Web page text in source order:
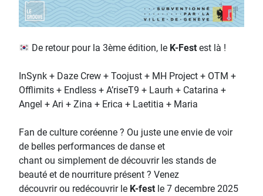
De retour pour la 3ème édition, le K-Fest est là !
InSynk + Daze Crew + Toojust + MH Project + OTM +
Offlimits + Endless + A’riseT9 + Laurh + Catarina +
Angel + Ari + Zina + Erica + Laetitia + Maria
Fan de culture coréenne ? Ou juste une envie de voir
de belles performances de danse et
chant ou simplement de découvrir les stands de
beauté et de nourriture présent ? Venez
découvrir ou redécouvrir le K-fest le 7 decembre 2025